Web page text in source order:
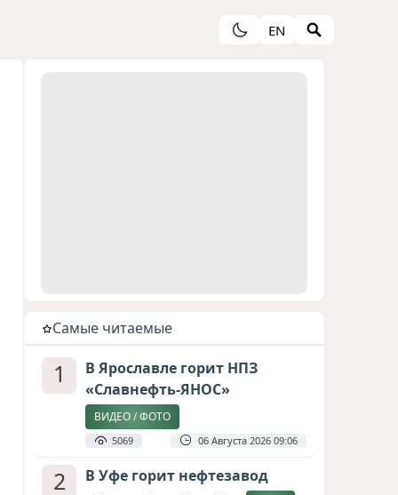
EN
Cамые читаемые
1
В Ярославле горит НПЗ
«Славнефть-ЯНОС»
ВИДЕО / ФОТО
5069 06 Августа 2026 09:06
2
В Уфе горит нефтезавод